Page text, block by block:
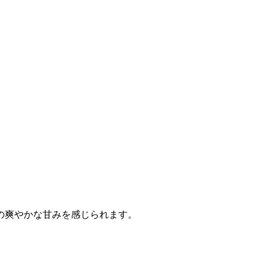
やかな甘みを感じられます。